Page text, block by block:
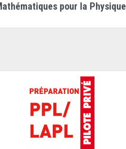
pour la Physique